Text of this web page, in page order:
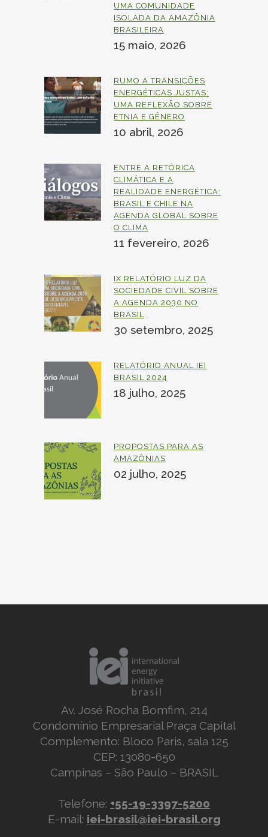
UMA COMUNIDADE
ISOLADA DA AMAZÔNIA
BRASILEIRA
15 maio, 2026
RUMO A TRANSIÇÕES
ENERGÉTICAS JUSTAS:
UMA REFLEXÃO SOBRE
ETNIA E GÊNERO
10 abril, 2026
ENTRE A RETÓRICA
CLIMÁTICA E A
REALIDADE ENERGÉTICA:
BRASIL E CHILE NA
AGENDA GLOBAL SOBRE
O CLIMA
11 fevereiro, 2026
IX RELATÓRIO LUZ DA
SOCIEDADE CIVIL SOBRE
A AGENDA 2030 NO
BRASIL
30 setembro, 2025
RELATÓRIO ANUAL IEI
BRASIL 2024
18 julho, 2025
PROPOSTAS PARA AS
AMAZÔNIAS
02 julho, 2025
Av. José Rocha Bomfim, 214
Condomínio Empresarial Praça Capital
Complemento: Bloco Paris, sala 125
CEP: 13080-650
Campinas – São Paulo – BRASIL
Telefone: +55-19-3397-5200
E-mail: iei-brasil@iei-brasil.org